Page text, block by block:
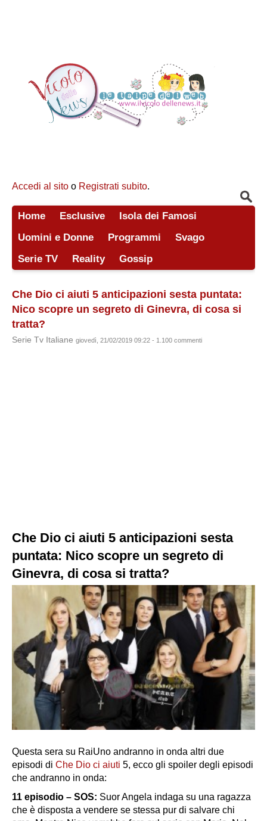
Accedi al sito o Registrati subito.
Home Esclusive
Isola dei Famosi
Uomini e Donne
Programmi
Svago
Serie TV
Reality Gossip
Che Dio ci aiuti 5 anticipazioni sesta puntata:
Nico scopre un segreto di Ginevra, di cosa si
tratta?
Serie Tv Italiane giovedì, 21/02/2019 09:22 - 1.100 commenti
Che Dio ci aiuti 5 anticipazioni sesta
puntata: Nico scopre un segreto di
Ginevra, di cosa si tratta?
Questa sera su RaiUno andranno in onda altri due
episodi di Che Dio ci aiuti 5, ecco gli spoiler degli episodi
che andranno in onda:
11 episodio – SOS: Suor Angela indaga su una ragazza
che è disposta a vendere se stessa pur di salvare chi